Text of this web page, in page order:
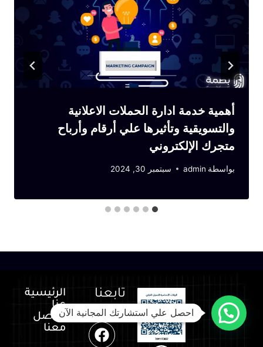
أهمية خدمة ادارة الحملات الاعلانية
والتسويقية وتأثيرها علي أرقام وأرباح
متجرك الإلكتروني
بواسطة admin سبتمبر 30, 2024
الرئيسية
عنا
تواصل
معنا
تابعنا
عبر
احصل علي استشارتك المجانية الآن